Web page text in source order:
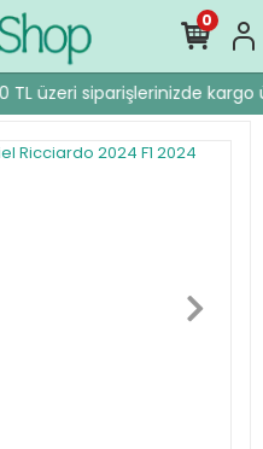
TL üzeri siparişlerinizde kargo
0